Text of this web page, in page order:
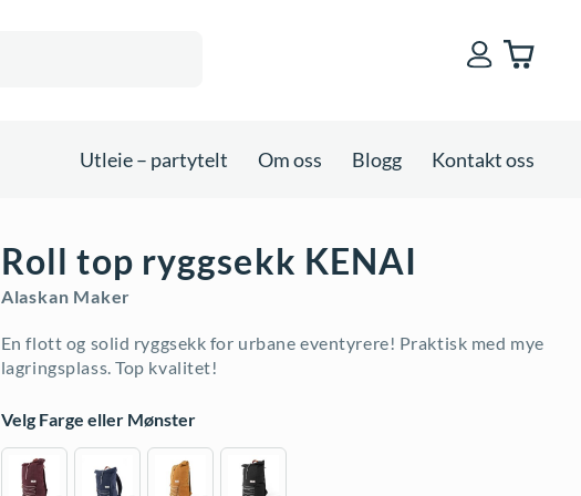
Utleie – partytelt Om oss Blogg Kontakt oss
Roll top ryggsekk KENAI
Alaskan Maker
En flott og solid ryggsekk for urbane eventyrere! Praktisk med mye
lagringsplass. Top kvalitet!
Velg Farge eller Mønster